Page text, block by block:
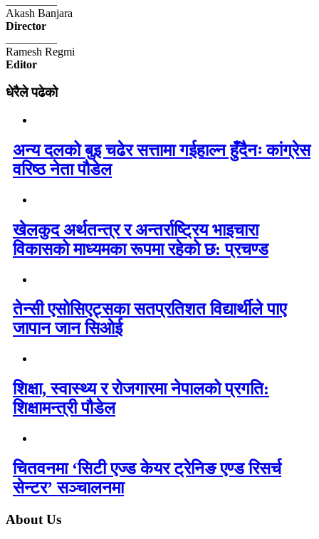
Akash Banjara
Director
Ramesh Regmi
Editor
धेरैले पढेको
अन्य दलको बुइ चढेर सत्तामा गईहाल्न हुँदैनः कांग्रेस
वरिष्ठ नेता पौडेल
खेलकुद अर्थतन्त्र र अन्तर्राष्ट्रिय भाइचारा
विकासको माध्यमका रूपमा रहेको छ: प्रचण्ड
तेन्सी एसोसिएट्सका सतप्रतिशत विद्यार्थीले पाए
जापान जान सिओई
शिक्षा, स्वास्थ्य र रोजगारमा नेपालको प्रगति:
शिक्षामन्त्री पौडेल
चितवनमा ‘सिटी एज्ड केयर ट्रेनिङ एण्ड रिसर्च
सेन्टर’ सञ्चालनमा
About Us